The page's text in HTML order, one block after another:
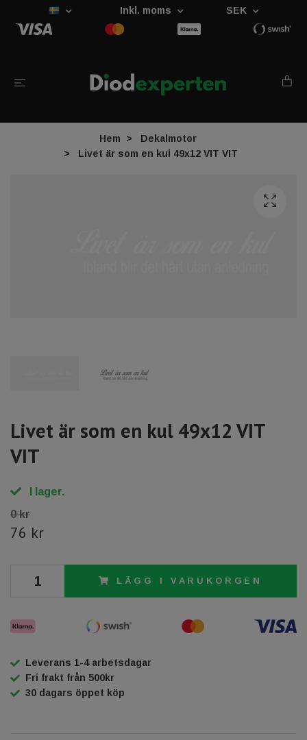
Inkl. moms SEK
Hem
Dekalmotor
Livet är som en kul 49x12 VIT VIT
Livet är som en kul 49x12 VIT
VIT
I lager.
0 kr
76 kr
LÄGG I VARUKORGEN
Leverans 1-4 arbetsdagar
Fri frakt från 500kr
30 dagars öppet köp